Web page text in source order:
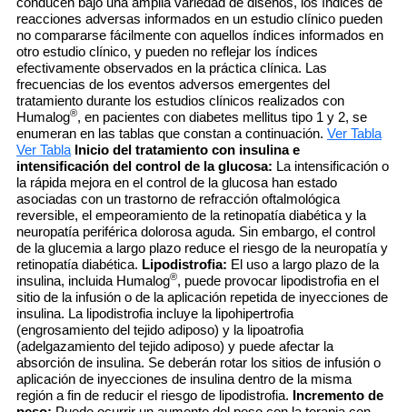
reacciones adversas informados en un estudio clínico pueden
no compararse fácilmente con aquellos índices informados en
otro estudio clínico, y pueden no reflejar los índices
efectivamente observados en la práctica clínica. Las
frecuencias de los eventos adversos emergentes del
tratamiento durante los estudios clínicos realizados con
Humalog®, en pacientes con diabetes mellitus tipo 1 y 2, se
enumeran en las tablas que constan a continuación. Ver Tabla
Ver Tabla Inicio del tratamiento con insulina e
intensificación del control de la glucosa: La intensificación o
la rápida mejora en el control de la glucosa han estado
asociadas con un trastorno de refracción oftalmológica
reversible, el empeoramiento de la retinopatía diabética y la
neuropatía periférica dolorosa aguda. Sin embargo, el control
de la glucemia a largo plazo reduce el riesgo de la neuropatía y
retinopatía diabética. Lipodistrofia: El uso a largo plazo de la
insulina, incluida Humalog®, puede provocar lipodistrofia en el
sitio de la infusión o de la aplicación repetida de inyecciones de
insulina. La lipodistrofia incluye la lipohipertrofia
(engrosamiento del tejido adiposo) y la lipoatrofia
(adelgazamiento del tejido adiposo) y puede afectar la
absorción de insulina. Se deberán rotar los sitios de infusión o
aplicación de inyecciones de insulina dentro de la misma
región a fin de reducir el riesgo de lipodistrofia. Incremento de